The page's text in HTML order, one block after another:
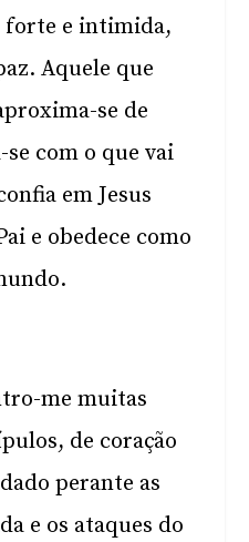
forte e intimida,
Aquele que
se de
se com o que vai
em Jesus
e obedece como
me muitas
de coração
perante as
e os ataques do